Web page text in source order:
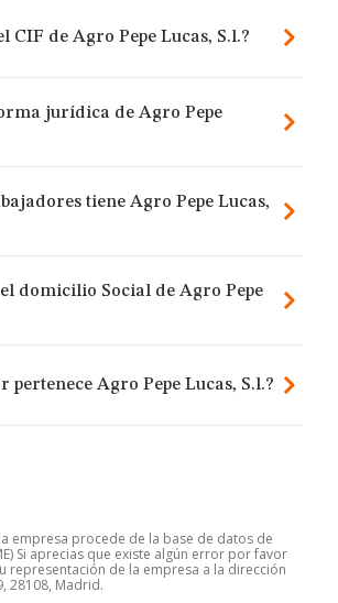
CIF de Agro Pepe Lucas, S.l.?
jurídica de Agro Pepe
tiene Agro Pepe Lucas,
domicilio Social de Agro Pepe
pertenece Agro Pepe Lucas, S.l.?
empresa procede de la base de datos de
Si aprecias que existe algún error por favor
representación de la empresa a la dirección
28108, Madrid.